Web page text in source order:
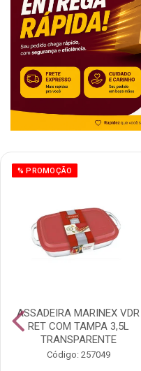
% PROMOÇÃO
ASSADEIRA MARINEX VDR
RET COM TAMPA 3,5L
TRANSPARENTE
Código: 257049